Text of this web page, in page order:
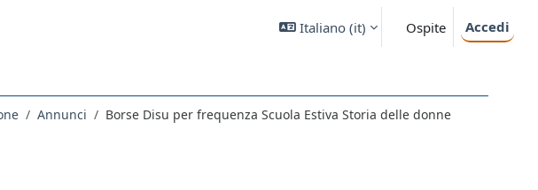
Italiano ‎(it)‎ Ospite Accedi
Annunci Borse Disu per frequenza Scuola Estiva Storia delle donne